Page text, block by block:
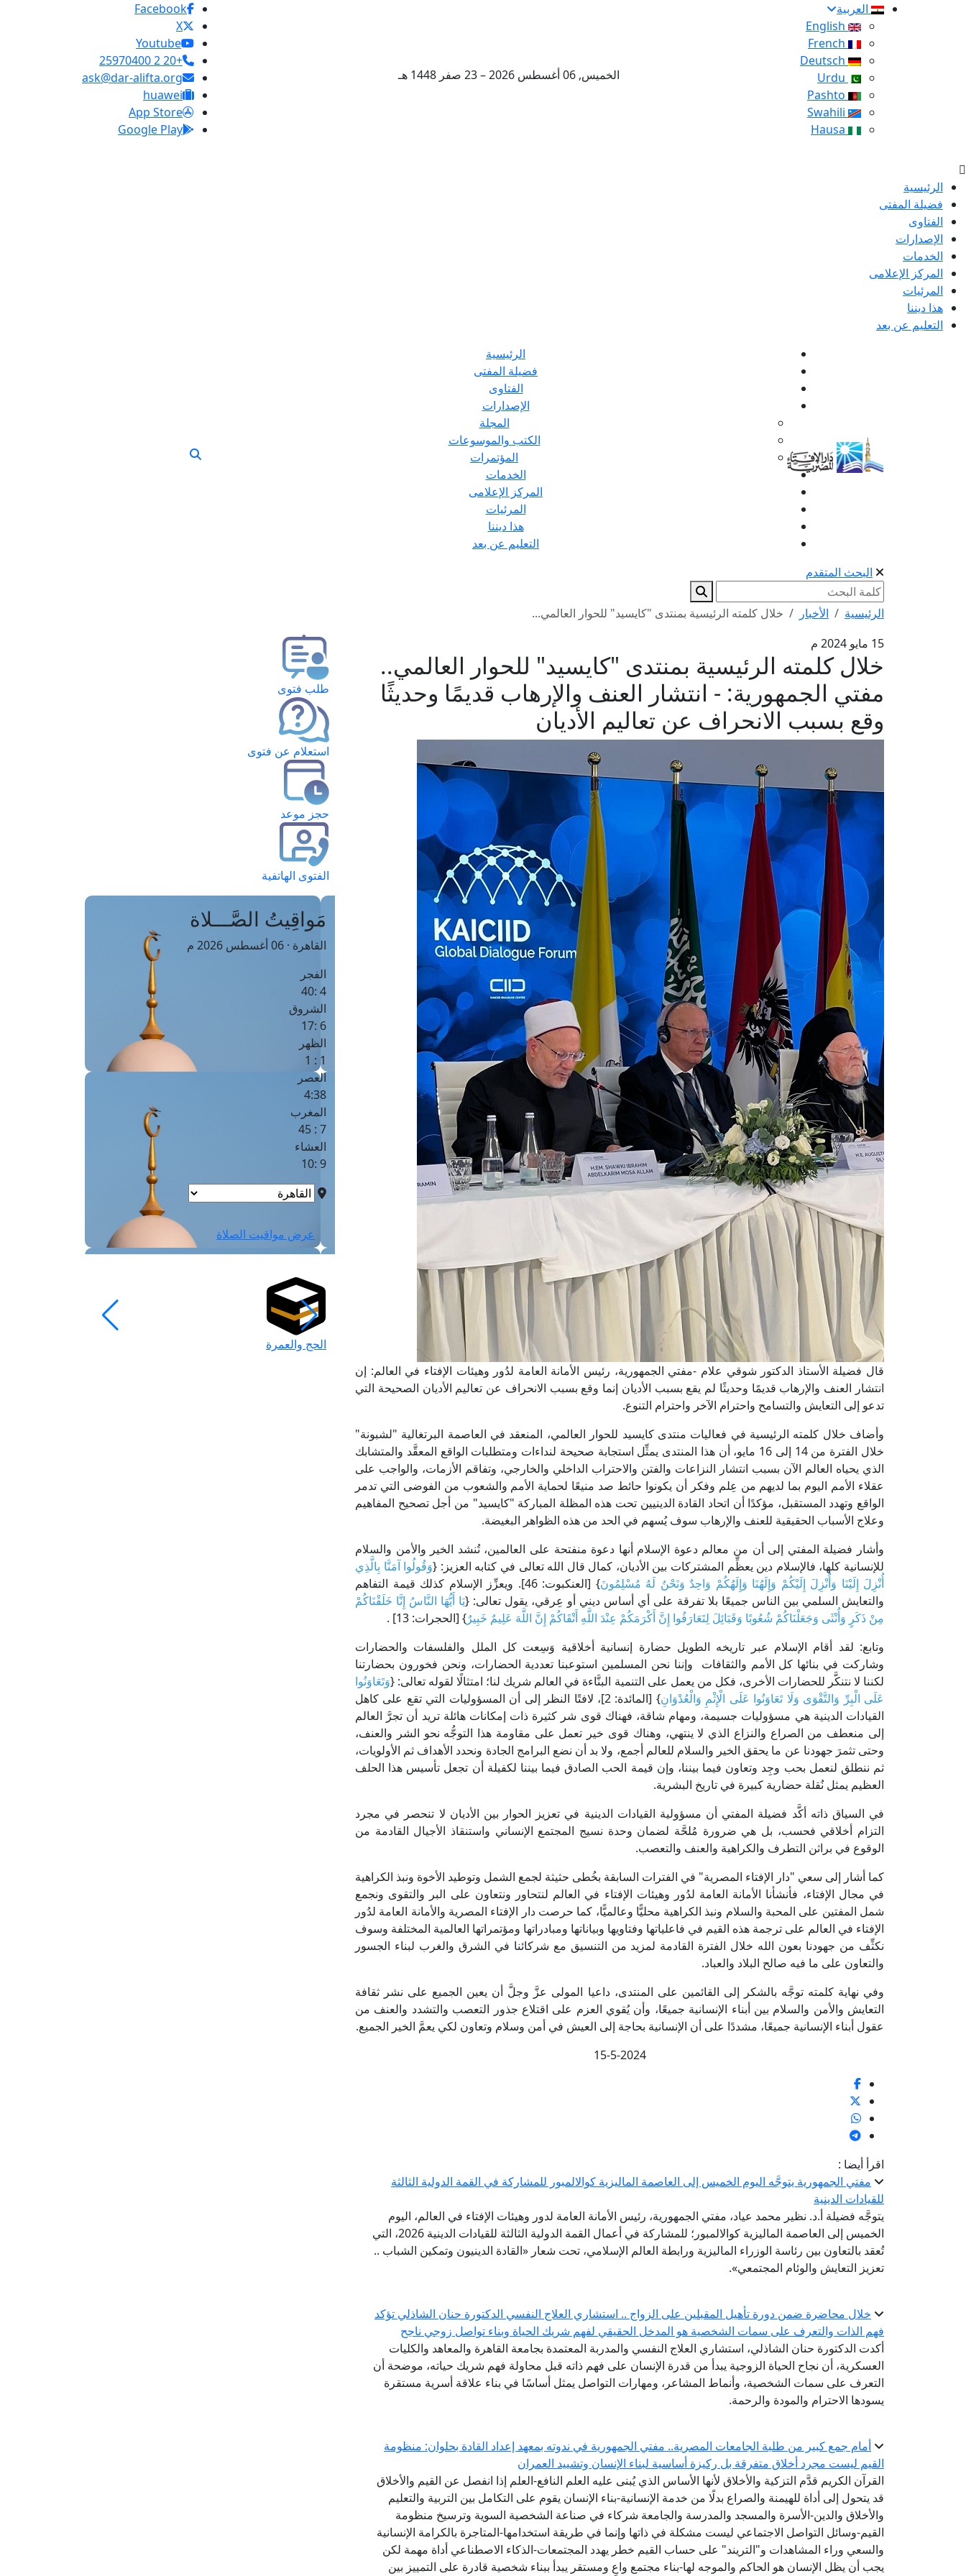
العربية
الخميس, 06 أغسطس 2026 – 23 صفر 1448 هـ
Facebook
X
Youtube
+20 2 25970400
ask@dar-alifta.org
huawei
App Store
Google Play
الرئيسية
فضيلة المفتى
الفتاوى
الإصدارات
الخدمات
المركز الإعلامى
المرئيات
هذا ديننا
التعليم عن بعد
الرئيسية
فضيلة المفتى
الفتاوى
الإصدارات
المجلة
الكتب والموسوعات
المؤتمرات
الخدمات
المركز الإعلامى
المرئيات
هذا ديننا
التعليم عن بعد
البحث المتقدم
الرئيسية الأخبار
خلال كلمته الرئيسية بمنتدى "كايسيد" للحوار العالمي...
15 مايو 2024 م
خلال كلمته الرئيسية بمنتدى "كايسيد" للحوار العالمي..
مفتي الجمهورية: - انتشار العنف والإرهاب قديمًا وحديثًا
وقع بسبب الانحراف عن تعاليم الأديان
قال فضيلة الأستاذ الدكتور شوقي علام -مفتي الجمهورية، رئيس الأمانة العامة لدُور وهيئات الإفتاء في العالم: إن
انتشار العنف والإرهاب قديمًا وحديثًا لم يقع بسبب الأديان إنما وقع بسبب الانحراف عن تعاليم الأديان الصحيحة التي
تدعو إلى التعايش والتسامح واحترام الآخر واحترام التنوع.
وأضاف خلال كلمته الرئيسية في فعاليات منتدى كايسيد للحوار العالمي، المنعقد في العاصمة البرتغالية "لشبونة"
خلال الفترة من 14 إلى 16 مايو، أن هذا المنتدى يمثِّل استجابة صحيحة لنداءات ومتطلبات الواقع المعقَّد والمتشابك
الذي يحياه العالم الآن بسبب انتشار النزاعات والفتن والاحتراب الداخلي والخارجي، وتفاقم الأزمات، والواجب على
عقلاء الأمم اليوم بما لديهم من عِلم وفكر أن يكونوا حائط صد منيعًا لحماية الأمم والشعوب من الفوضى التي تدمر
الواقع وتهدد المستقبل، مؤكدًا أن اتحاد القادة الدينيين تحت هذه المظلة المباركة "كايسيد" من أجل تصحيح المفاهيم
وعلاج الأسباب الحقيقية للعنف والإرهاب سوف يُسهم في الحد من هذه الظواهر البغيضة.
وأشار فضيلة المفتي إلى أن من معالم دعوة الإسلام أنها دعوة منفتحة على العالمين، تُنشد الخير والأمن والسلام
للإنسانية كلها، فالإسلام دين يعظِّم المشتركات بين الأديان، كمال قال الله تعالى في كتابه العزيز: {وَقُولُوا آمَنَّا بِالَّذِي
أُنْزِلَ إِلَيْنَا وَأُنْزِلَ إِلَيْكُمْ وَإِلَهُنَا وَإِلَهُكُمْ وَاحِدٌ وَنَحْنُ لَهُ مُسْلِمُونَ
} [العنكبوت: 46]. ويعزِّز الإسلام كذلك قيمة التفاهم
والتعايش السلمي بين الناس جميعًا بلا تفرقة على أي أساس ديني أو عِرقي، يقول تعالى: {يَا أَيُّهَا النَّاسُ إِنَّا خَلَقْنَاكُمْ
مِنْ ذَكَرٍ وَأُنْثَى وَجَعَلْنَاكُمْ شُعُوبًا وَقَبَائِلَ لِتَعَارَفُوا إِنَّ أَكْرَمَكُمْ عِنْدَ اللَّهِ أَتْقَاكُمْ إِنَّ اللَّهَ عَلِيمٌ خَبِيرٌ} [الحجرات: 13] .
وتابع: لقد أقام الإسلام عبر تاريخه الطويل حضارة إنسانية أخلاقية وَسِعت كل الملل والفلسفات والحضارات
وشاركت في بنائها كل الأمم والثقافات وإننا نحن المسلمين استوعبنا تعددية الحضارات، ونحن فخورون بحضارتنا
لكننا لا نتنكَّر للحضارات الأخرى، فكل من يعمل على التنمية البنَّاءة في العالم شريك لنا؛ امتثالًا لقوله تعالى: {وَتَعَاوَنُوا
عَلَى الْبِرِّ وَالتَّقْوَى وَلَا تَعَاوَنُوا عَلَى الْإِثْمِ وَالْعُدْوَانِ
} [المائدة: 2]، لافتًا النظر إلى أن المسؤوليات التي تقع على كاهل
القيادات الدينية هي مسؤوليات جسيمة، ومهام شاقة، فهناك قوى شر كثيرة ذات إمكانات هائلة تريد أن تجرَّ العالم
إلى منعطف من الصراع والنزاع الذي لا ينتهي، وهناك قوى خير تعمل على مقاومة هذا التوجُّه نحو الشر والعنف،
وحتى تثمرَ جهودنا عن ما يحقق الخير والسلام للعالم أجمع، ولا بد أن نضع البرامج الجادة ونحدد الأهداف ثم الأولويات،
ثم ننطلق لنعمل بحب وجِد وتعاون فيما بيننا، وإن قيمة الحب الصادق فيما بيننا لكفيلة أن تجعل تأسيس هذا الحلف
العظيم يمثل نُقلة حضارية كبيرة في تاريخ البشرية.
في السياق ذاته أكَّد فضيلة المفتي أن مسؤولية القيادات الدينية في تعزيز الحوار بين الأديان لا تنحصر في مجرد
التزام أخلاقي فحسب، بل هي ضرورة مُلحَّة لضمان وحدة نسيج المجتمع الإنساني واستنقاذ الأجيال القادمة من
الوقوع في براثن التطرف والكراهية والعنف والتعصب.
كما أشار إلى سعي "دار الإفتاء المصرية" في الفترات السابقة بخُطى حثيثة لجمع الشمل وتوطيد الأخوة ونبذ الكراهية
في مجال الإفتاء، فأنشأنا الأمانة العامة لدُور وهيئات الإفتاء في العالم لنتحاور ونتعاون على البر والتقوى ونجمع
شمل المفتين على المحبة والسلام ونبذ الكراهية محليًّا وعالميًّا، كما حرصت دار الإفتاء المصرية والأمانة العامة لدُور
الإفتاء في العالم على ترجمة هذه القيم في فاعلياتها وفتاويها وبياناتها ومبادراتها ومؤتمراتها العالمية المختلفة وسوف
نكثِّف من جهودنا بعون الله خلال الفترة القادمة لمزيد من التنسيق مع شركائنا في الشرق والغرب لبناء الجسور
والتعاون على ما فيه صالح البلاد والعباد.
وفي نهاية كلمته توجَّه بالشكر إلى القائمين على المنتدى، داعيا المولى عزَّ وجلَّ أن يعين الجميع على نشر ثقافة
التعايش والأمن والسلام بين أبناء الإنسانية جميعًا، وأن يُقوي العزم على اقتلاع جذور التعصب والتشدد والعنف من
عقول أبناء الإنسانية جميعًا، مشددًا على أن الإنسانية بحاجة إلى العيش في أمن وسلام وتعاون لكي يعمَّ الخير الجميع.
15-5-2024
اقرأ أيضا :
مفتي الجمهورية يتوجَّه اليوم الخميس إلى العاصمة الماليزية كوالالمبور للمشاركة في القمة الدولية الثالثة
للقيادات الدينية
يتوجَّه فضيلة أ.د. نظير محمد عياد، مفتي الجمهورية، رئيس الأمانة العامة لدور وهيئات الإفتاء في العالم، اليوم
الخميس إلى العاصمة الماليزية كوالالمبور؛ للمشاركة في أعمال القمة الدولية الثالثة للقيادات الدينية 2026، التي
تُعقد بالتعاون بين رئاسة الوزراء الماليزية ورابطة العالم الإسلامي، تحت شعار «القادة الدينيون وتمكين الشباب ..
تعزيز التعايش والوئام المجتمعي».
خلال محاضرة ضمن دورة تأهيل المقبلين على الزواج .. استشاري العلاج النفسي الدكتورة حنان الشاذلي تؤكد
فهم الذات والتعرف على سمات الشخصية هو المدخل الحقيقي لفهم شريك الحياة وبناء تواصل زوجي ناجح
أكدت الدكتورة حنان الشاذلي، استشاري العلاج النفسي والمدربة المعتمدة بجامعة القاهرة والمعاهد والكليات
العسكرية، أن نجاح الحياة الزوجية يبدأ من قدرة الإنسان على فهم ذاته قبل محاولة فهم شريك حياته، موضحة أن
التعرف على سمات الشخصية، وأنماط المشاعر، ومهارات التواصل يمثل أساسًا في بناء علاقة أسرية مستقرة
يسودها الاحترام والمودة والرحمة.
أمام جمع كبير من طلبة الجامعات المصرية.. مفتي الجمهورية في ندوته بمعهد إعداد القادة بحلوان: منظومة
القيم ليست مجرد أخلاق متفرقة بل ركيزة أساسية لبناء الإنسان وتشييد العمران
القرآن الكريم قدَّم التزكية والأخلاق لأنها الأساس الذي يُبنى عليه العلم النافع-العلم إذا انفصل عن القيم والأخلاق
قد يتحول إلى أداة للهيمنة والصراع بدلًا من خدمة الإنسانية-بناء الإنسان يقوم على التكامل بين التربية والتعليم
والأخلاق والدين-الأسرة والمسجد والمدرسة والجامعة شركاء في صناعة الشخصية السوية وترسيخ منظومة
القيم-وسائل التواصل الاجتماعي ليست مشكلة في ذاتها وإنما في طريقة استخدامها-المتاجرة بالكرامة الإنسانية
والسعي وراء المشاهدات و"التريند" على حساب القيم خطر يهدد المجتمعات-الذكاء الاصطناعي أداة مهمة لكن
يجب أن يظل الإنسان هو الحاكم والموجه لها-بناء مجتمع واعٍ ومستقر يبدأ ببناء شخصية قادرة على التمييز بين
طلب فتوى
استعلام عن فتوى
حجز موعد
الفتوى الهاتفية
مَواقِيتُ الصَّـــلاة
القاهرة · 06 أغسطس 2026 م
الفجر
4 :40
الشروق
6 :17
الظهر
1 : 1
العصر
4:38
المغرب
7 : 45
العشاء
9 :10
عرض مواقيت الصلاة
الحج والعمرة